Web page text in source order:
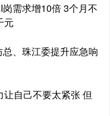
需求增10倍 3个月不
元
总、珠江委提升应急响
自己不要太紧张 但